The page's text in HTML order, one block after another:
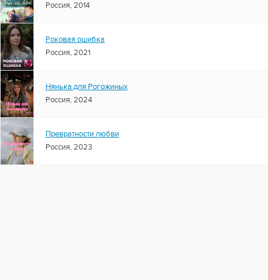
Россия, 2014
Роковая ошибка
Россия, 2021
Нянька для Рогожиных
Россия, 2024
Превратности любви
Россия, 2023